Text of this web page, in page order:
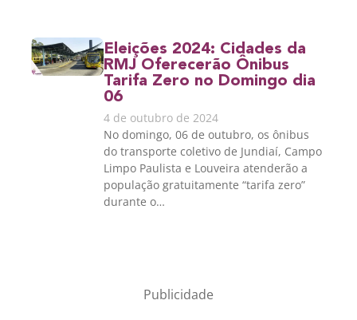
Eleições 2024: Cidades da
RMJ Oferecerão Ônibus
Tarifa Zero no Domingo dia
06
4 de outubro de 2024
No domingo, 06 de outubro, os ônibus
do transporte coletivo de Jundiaí, Campo
Limpo Paulista e Louveira atenderão a
população gratuitamente “tarifa zero”
durante o…
Publicidade